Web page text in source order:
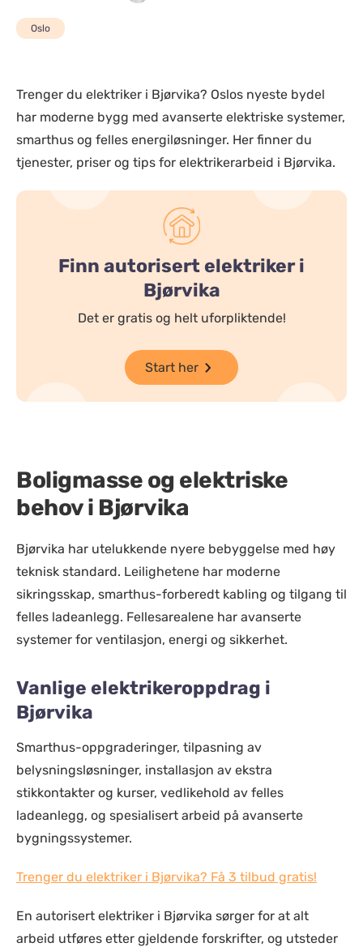
Oslo
Trenger du elektriker i Bjørvika? Oslos nyeste bydel
har moderne bygg med avanserte elektriske systemer,
smarthus og felles energiløsninger. Her finner du
tjenester, priser og tips for elektrikerarbeid i Bjørvika.
Finn autorisert elektriker i
Bjørvika
Det er gratis og helt uforpliktende!
Start her
Boligmasse og elektriske
behov i Bjørvika
Bjørvika har utelukkende nyere bebyggelse med høy
teknisk standard. Leilighetene har moderne
sikringsskap, smarthus-forberedt kabling og tilgang til
felles ladeanlegg. Fellesarealene har avanserte
systemer for ventilasjon, energi og sikkerhet.
Vanlige elektrikeroppdrag i
Bjørvika
Smarthus-oppgraderinger, tilpasning av
belysningsløsninger, installasjon av ekstra
stikkontakter og kurser, vedlikehold av felles
ladeanlegg, og spesialisert arbeid på avanserte
bygningssystemer.
Trenger du elektriker i Bjørvika? Få 3 tilbud gratis!
En autorisert elektriker i Bjørvika sørger for at alt
arbeid utføres etter gjeldende forskrifter, og utsteder